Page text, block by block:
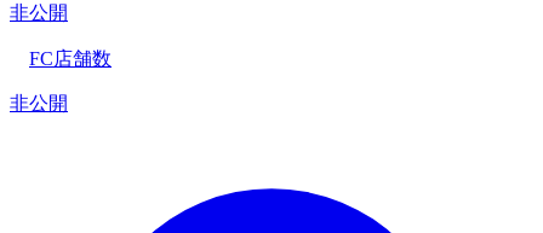
非公開
FC店舗数
非公開